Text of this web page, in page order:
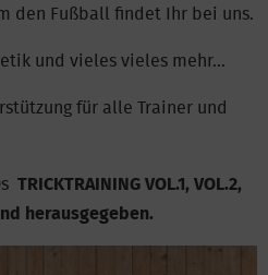
den Fußball findet Ihr bei uns.
und vieles vieles mehr…
für alle Trainer und
TRICKTRAINING VOL.1, VOL.2,
herausgegeben.